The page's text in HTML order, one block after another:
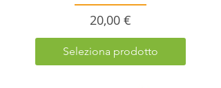
Prezzo
20,00 €
Seleziona prodotto